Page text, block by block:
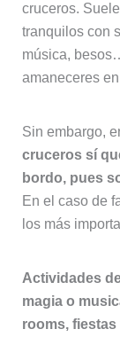
cruceros.
tranquilos con
música,
amaneceres
Sin embargo,
cruceros sí
bordo, pues
En el caso de
los más
Actividades
magia o
rooms, fiestas